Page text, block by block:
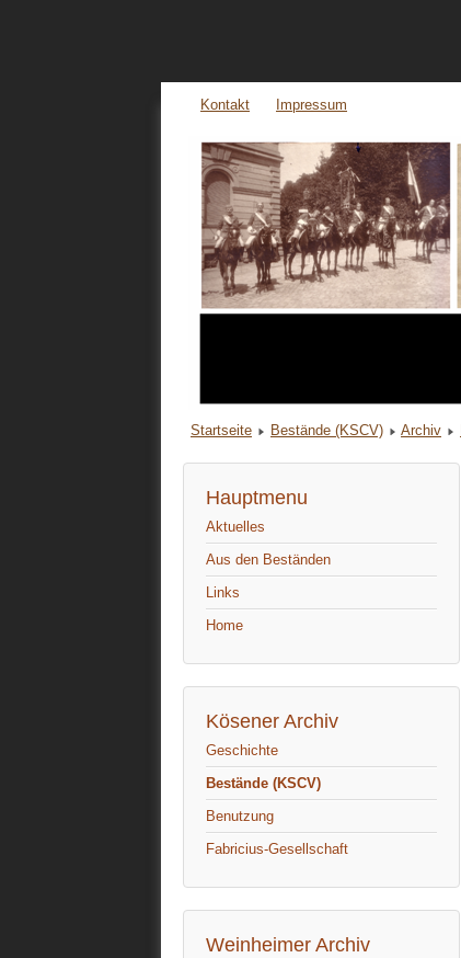
Kontakt Impressum
Startseite Bestände (KSCV) Archiv
Hauptmenu
Aktuelles
Aus den Beständen
Links
Home
Kösener Archiv
Geschichte
Bestände (KSCV)
Benutzung
Fabricius-Gesellschaft
Weinheimer Archiv